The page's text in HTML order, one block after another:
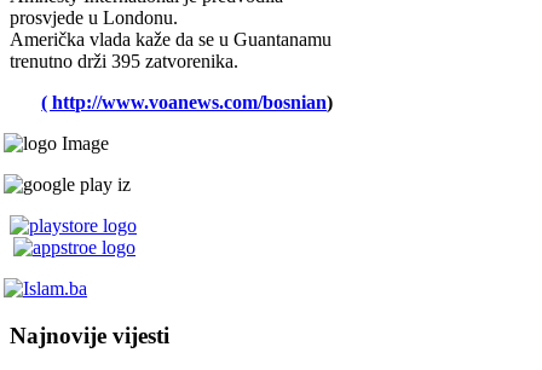
prosvjede u Londonu.
Američka vlada kaže da se u Guantanamu
trenutno drži 395 zatvorenika.
( http://www.voanews.com/bosnian)
Najnovije vijesti